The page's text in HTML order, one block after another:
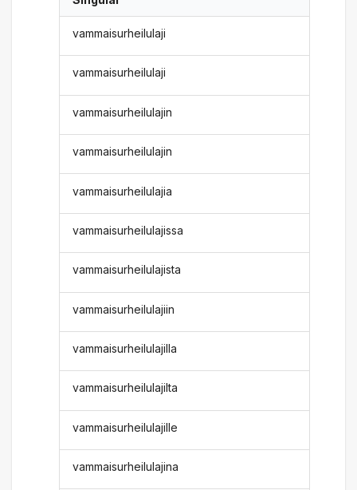
vammaisurheilulaji
vammaisurheilulaji
vammaisurheilulajin
vammaisurheilulajin
vammaisurheilulajia
vammaisurheilulajissa
vammaisurheilulajista
vammaisurheilulajiin
vammaisurheilulajilla
vammaisurheilulajilta
vammaisurheilulajille
vammaisurheilulajina